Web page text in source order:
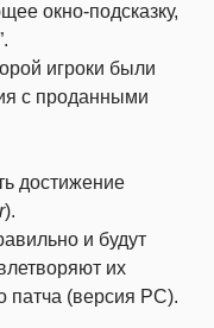
окно-подсказку,
игроки были
с проданными
достижение
).
и будут
их
патча (версия PC).